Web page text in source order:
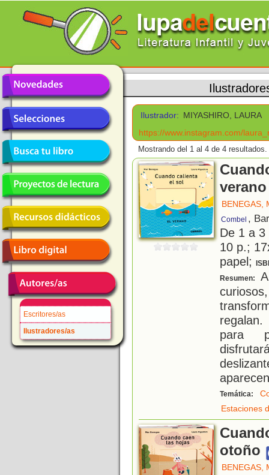
Escritores/as
Ilustradores/as
Ilustrador: MIYASHIRO, LAURA
https://www.instagram.com/
Mostrando del 1 al 4 de 4 resultados.
verano
BENEGAS,
Combel ,
De 1 a
10 p.;
papel;
Resumen:
para
Temática:
Estaciones
otoño
BENEGAS,